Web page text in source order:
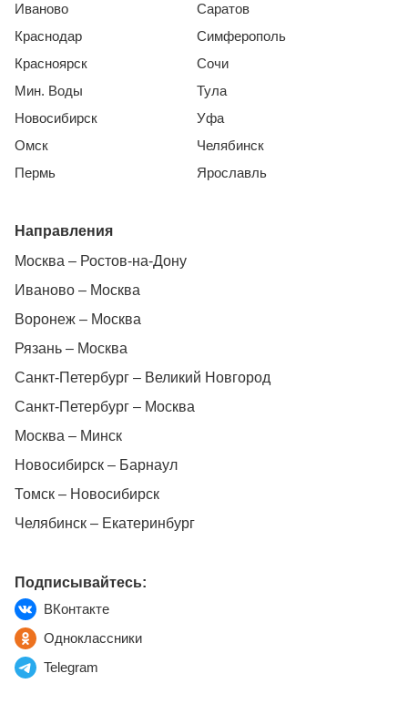
Иваново
Краснодар
Красноярск
Мин. Воды
Новосибирск
Омск
Пермь
Саратов
Симферополь
Сочи
Тула
Уфа
Челябинск
Ярославль
Направления
Москва – Ростов-на-Дону
Иваново – Москва
Воронеж – Москва
Рязань – Москва
Санкт-Петербург – Великий Новгород
Санкт-Петербург – Москва
Москва – Минск
Новосибирск – Барнаул
Томск – Новосибирск
Челябинск – Екатеринбург
Подписывайтесь:
ВКонтакте
Одноклассники
Telegram